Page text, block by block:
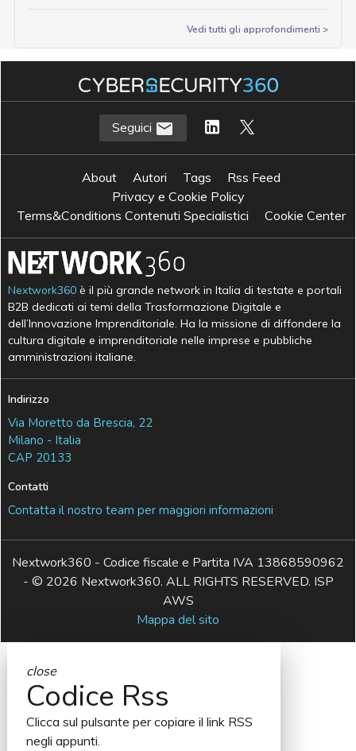
Vedi tutti gli approfondimenti >
Seguici
About Autori Tags
Rss Feed
Privacy e Cookie Policy
Terms&Conditions Contenuti Specialistici
Cookie Center
Nextwork360 è il più grande network in Italia di testate e portali
B2B dedicati ai temi della Trasformazione Digitale e
dell’Innovazione Imprenditoriale. Ha la missione di diffondere la
cultura digitale e imprenditoriale nelle imprese e pubbliche
amministrazioni italiane.
Indirizzo
Via Moretto da Brescia, 22
Milano - Italia
CAP 20133
Contatti
Contatta il nostro team per maggiori informazioni
Nextwork360 - Codice fiscale e Partita IVA 13868590962
- © 2026 Nextwork360. ALL RIGHTS RESERVED. ISP
AWS
Mappa del sito
close
Codice Rss
Clicca sul pulsante per copiare il link RSS
negli appunti.